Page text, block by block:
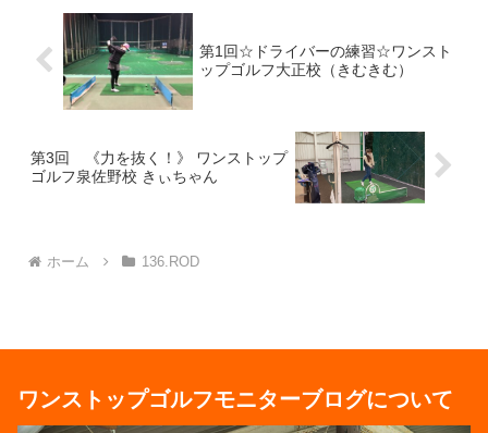
第1回☆ドライバーの練習☆ワンスト
ップゴルフ大正校（きむきむ）
第3回 《力を抜く！》 ワンストップ
ゴルフ泉佐野校 きぃちゃん
ホーム 136.ROD
ワンストップゴルフモニターブログについて